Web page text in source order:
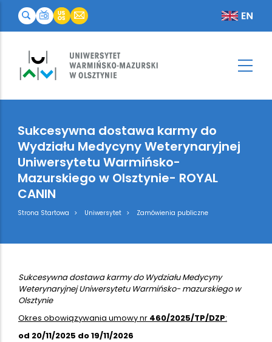
Sukcesywna dostawa karmy do
Wydziału Medycyny Weterynaryjnej
Uniwersytetu Warmińsko-
Mazurskiego w Olsztynie- ROYAL
CANIN
Breadcrumb
Strona Startowa Uniwersytet Zamówienia publiczne
Sukcesywna dostawa karmy do Wydziału Medycyny
Weterynaryjnej Uniwersytetu Warmińsko- mazurskiego w
Olsztynie
Okres obowiązywania umowy nr 460/2025/TP/DZP:
od 20/11/2025 do 19/11/2026